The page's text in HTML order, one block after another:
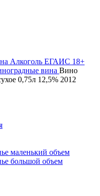
Алкоголь ЕГАИС 18+
вина Вино
0,75л 12,5% 2012
маленький объем
большой объем